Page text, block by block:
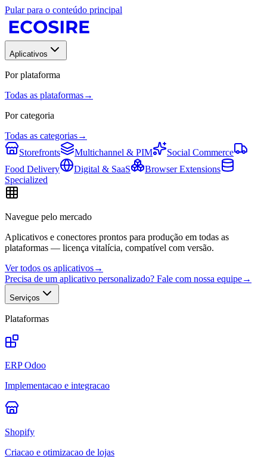
Pular para o conteúdo principal
Aplicativos
Por plataforma
Todas as plataformas→
Por categoria
Todas as categorias→
Storefronts
Multichannel & PIM
Social Commerce
Food Delivery
Digital & SaaS
Browser Extensions
Specialized
Navegue pelo mercado
Aplicativos e conectores prontos para produção em todas as
plataformas — licença vitalícia, compatível com versão.
Ver todos os aplicativos→
Precisa de um aplicativo personalizado? Fale com nossa equipe→
Serviços
Plataformas
ERP Odoo
Implementacao e integracao
Shopify
Criacao e otimizacao de lojas